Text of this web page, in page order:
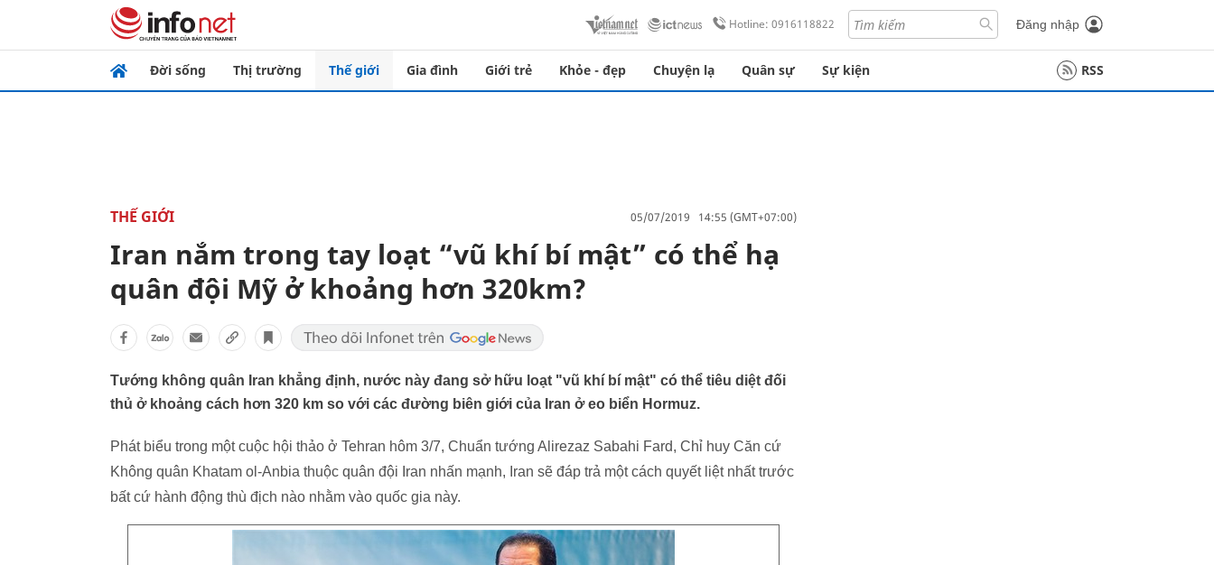
Hotline: 0916118822 Đăng nhập
Đời sống Thị trường Thế giới Gia đình Giới trẻ Khỏe - đẹp Chuyện lạ Quân sự Sự kiện RSS
THẾ GIỚI 05/07/2019 14:55 (GMT+07:00)
Iran nắm trong tay loạt “vũ khí bí mật” có thể hạ
quân đội Mỹ ở khoảng hơn 320km?
Tướng không quân Iran khẳng định, nước này đang sở hữu loạt "vũ khí bí mật" có thể tiêu diệt đối
thủ ở khoảng cách hơn 320 km so với các đường biên giới của Iran ở eo biển Hormuz.
Phát biểu trong một cuộc hội thảo ở Tehran hôm 3/7, Chuẩn tướng Alirezaz Sabahi Fard, Chỉ huy Căn cứ
Không quân Khatam ol-Anbia thuộc quân đội Iran nhấn mạnh, Iran sẽ đáp trả một cách quyết liệt nhất trước
bất cứ hành động thù địch nào nhằm vào quốc gia này.